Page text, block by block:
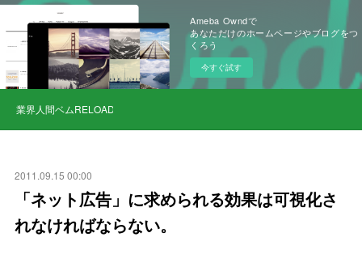
Ameba Owndで
あなただけのホームページやブログをつ
くろう
今すぐ試す
業界人間ベムRELOAD
2011.09.15 00:00
「ネット広告」に求められる効果は可視化さ
れなければならない。